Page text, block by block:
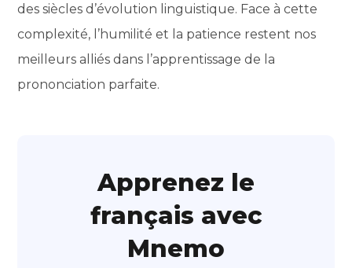
des siècles d’évolution linguistique. Face à cette
complexité, l’humilité et la patience restent nos
meilleurs alliés dans l’apprentissage de la
prononciation parfaite.
Apprenez le
français avec
Mnemo